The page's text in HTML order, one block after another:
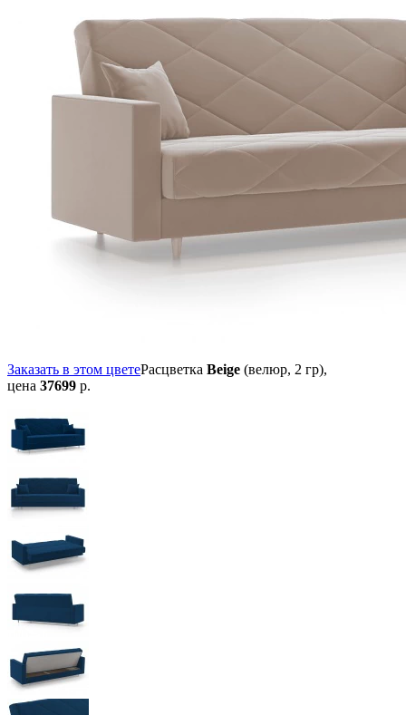
Заказать в этом цветеРасцветка Beige (велюр, 2 гр),
цена 37699 р.